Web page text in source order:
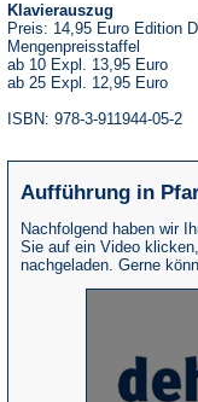
Klavierauszug
Preis: 14,95 Euro Edition
Mengenpreisstaffel
ab 10 Expl. 13,95 Euro
ab 25 Expl. 12,95 Euro
ISBN: 978-3-911944-05-2
Aufführung in
Nachfolgend haben wir
Sie auf ein Video
nachgeladen. Gerne